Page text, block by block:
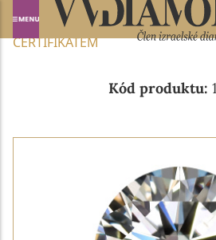
Domů NABÍDKA DIAMANTŮ
CERTIFIKÁTEM
Kód produktu: